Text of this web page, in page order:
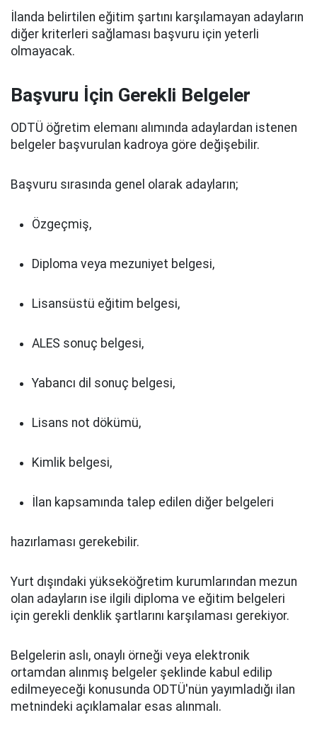
İlanda belirtilen eğitim şartını karşılamayan adayların
diğer kriterleri sağlaması başvuru için yeterli
olmayacak.
Başvuru İçin Gerekli Belgeler
ODTÜ öğretim elemanı alımında adaylardan istenen
belgeler başvurulan kadroya göre değişebilir.
Başvuru sırasında genel olarak adayların;
Özgeçmiş,
Diploma veya mezuniyet belgesi,
Lisansüstü eğitim belgesi,
ALES sonuç belgesi,
Yabancı dil sonuç belgesi,
Lisans not dökümü,
Kimlik belgesi,
İlan kapsamında talep edilen diğer belgeleri
hazırlaması gerekebilir.
Yurt dışındaki yükseköğretim kurumlarından mezun
olan adayların ise ilgili diploma ve eğitim belgeleri
için gerekli denklik şartlarını karşılaması gerekiyor.
Belgelerin aslı, onaylı örneği veya elektronik
ortamdan alınmış belgeler şeklinde kabul edilip
edilmeyeceği konusunda ODTÜ'nün yayımladığı ilan
metnindeki açıklamalar esas alınmalı.